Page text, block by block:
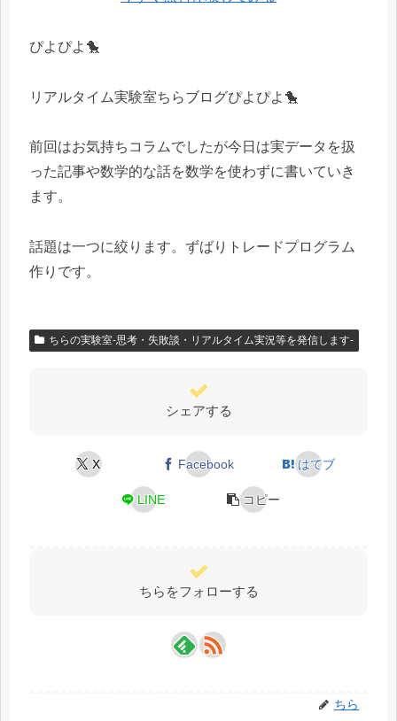
ぴよぴよ🐤
リアルタイム実験室ちらブログぴよぴよ🐤
前回はお気持ちコラムでしたが今日は実データを扱
った記事や数学的な話を数学を使わずに書いていき
ます。
話題は一つに絞ります。ずばりトレードプログラム
作りです。
ちらの実験室-思考・失敗談・リアルタイム実況等を発信します-
シェアする
X Facebook はてブ
LINE コピー
ちらをフォローする
ちら